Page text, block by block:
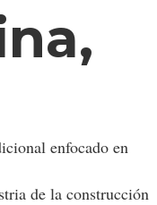
enfocado en
de la construcción